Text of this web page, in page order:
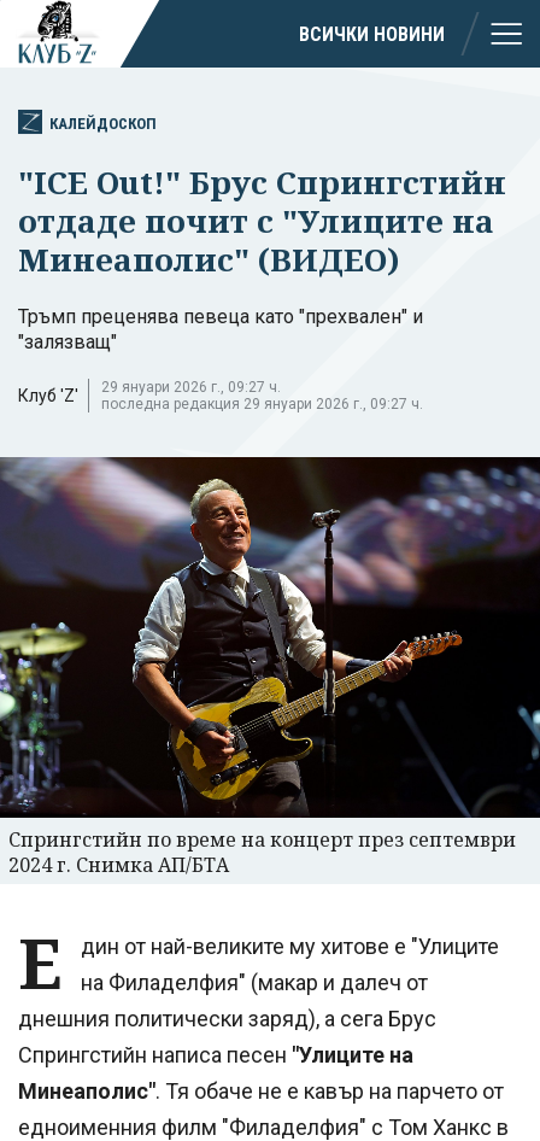
ВСИЧКИ НОВИНИ
КАЛЕЙДОСКОП
"ICE Out!" Брус Спрингстийн
отдаде почит с "Улиците на
Минеаполис" (ВИДЕО)
Тръмп преценява певеца като "прехвален" и
"залязващ"
Клуб 'Z'
29 януари 2026 г., 09:27 ч.
последна редакция 29 януари 2026 г., 09:27 ч.
Спрингстийн по време на концерт през септември
2024 г. Снимка АП/БТА
Е
дин от най-великите му хитове е "Улиците
на Филаделфия" (макар и далеч от
днешния политически заряд), а сега Брус
Спрингстийн написа песен "Улиците на
Минеаполис". Тя обаче не е кавър на парчето от
едноименния филм "Филаделфия" с Том Ханкс в